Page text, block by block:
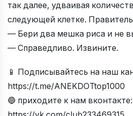
так далее, удваивая
следующей клетке.
— Бери два мешка риса и не
— Справедливо. Извините.
📱 Подписывайтесь на наш
https://t.me/ANEKDOTtop1000
🔵 приходите к нам вконтакте: